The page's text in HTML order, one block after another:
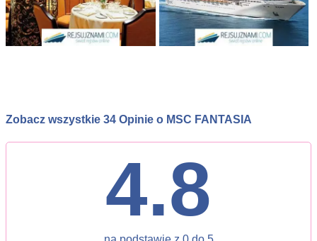
Zobacz wszystkie 34 Opinie o MSC FANTASIA
4.8